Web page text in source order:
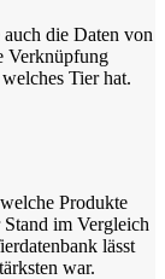
die Daten von
Verknüpfung
Tier hat.
Produkte
im Vergleich
lässt
war.